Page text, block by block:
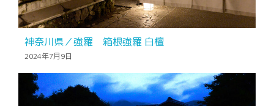
神奈川県／強羅 箱根強羅 白檀
2024年7月9日